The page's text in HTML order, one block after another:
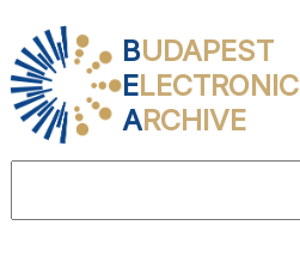
BUDAPEST
ELECTRONIC
ARCHIVE